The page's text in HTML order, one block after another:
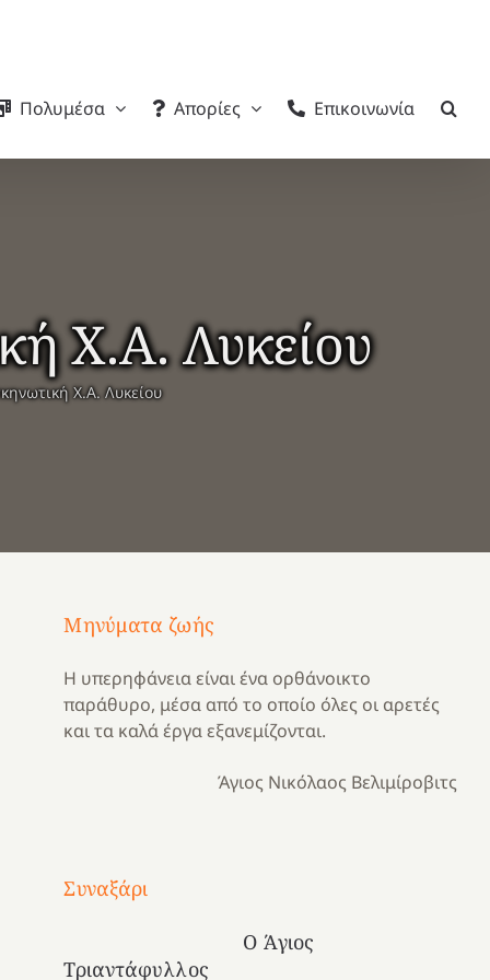
Πολυμέσα Απορίες Επικοινωνία
Χ.Α. Λυκείου
Χ.Α. Λυκείου
Μηνύματα ζωής
Η υπερηφάνεια είναι ένα ορθάνοικτο
παράθυρο, μέσα από το οποίο όλες οι αρετές
και τα καλά έργα εξανεμίζονται.
Άγιος Νικόλαος Βελιμίροβιτς
Συναξάρι
Ο Άγιος
Τριαντάφυλλος
Μια
και
Κατασκηνωτικές